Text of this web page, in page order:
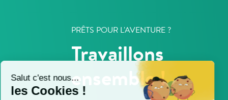
Salut c'est nous...
les Cookies !
PRÊTS POUR L'AVENTURE ?
Travaillons
ensemble !